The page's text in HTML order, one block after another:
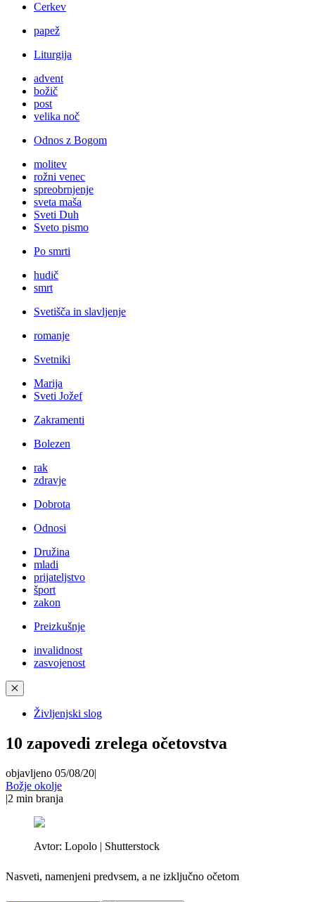
Cerkev
papež
Liturgija
advent
božič
post
velika noč
Odnos z Bogom
molitev
rožni venec
spreobrnjenje
sveta maša
Sveti Duh
Sveto pismo
Po smrti
hudič
smrt
Svetišča in slavljenje
romanje
Svetniki
Marija
Sveti Jožef
Zakramenti
Bolezen
rak
zdravje
Dobrota
Odnosi
Družina
mladi
prijateljstvo
šport
zakon
Preizkušnje
invalidnost
zasvojenost
✕
Življenjski slog
10 zapovedi zrelega očetovstva
objavljeno 05/08/20|
Božje okolje
|2 min branja
Avtor: Lopolo | Shutterstock
Nasveti, namenjeni predvsem, a ne izključno očetom